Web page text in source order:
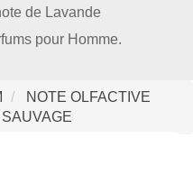
de Lavande
pour Homme.
NOTE OLFACTIVE
Pour Homme